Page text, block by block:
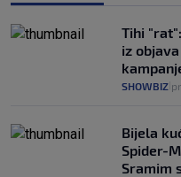
Tihi
iz
SHOWBIZ
Bijela
Spider-
Sramim